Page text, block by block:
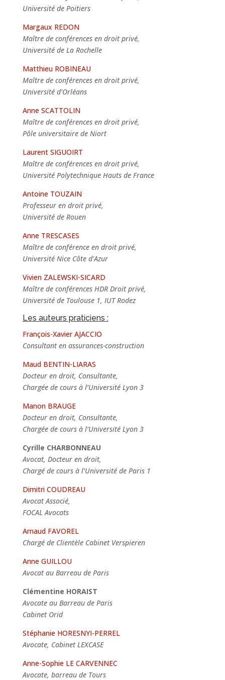
Université de Poitiers
Margaux REDON
Maître de conférences en droit privé,
Université de La Rochelle
Matthieu ROBINEAU
Maître de conférences en droit privé,
Université d’Orléans
Anne SCATTOLIN
Maître de conférences en droit privé,
Pôle universitaire de Niort
Laurent SIGUOIRT
Maître de conférences en droit privé,
Université Polytechnique Hauts de France
Antoine TOUZAIN
Professeur en droit privé,
Université de Rouen
Anne TRESCASES
Maître de conférence en droit privé,
Université Nice Côte d'Azur
Vivien ZALEWSKI-SICARD
Maître de conférences HDR Droit privé,
Université de Toulouse 1, IUT Rodez
Les auteurs praticiens :
François-Xavier AJACCIO
Consultant en assurances-construction
Maud BENTIN-LIARAS
Docteur en droit, Consultante,
Chargée de cours à l’Université Lyon 3
Manon BRAUGE
Docteur en droit, Consultante,
Chargée de cours à l’Université Lyon 3
Cyrille CHARBONNEAU
Avocat, Docteur en droit,
Chargé de cours à l’Université de Paris 1
Dimitri COUDREAU
Avocat Associé,
FOCAL Avocats
Arnaud FAVOREL
Chargé de Clientèle Cabinet Verspieren
Anne GUILLOU
Avocat au Barreau de Paris
Clémentine HORAIST
Avocate au Barreau de Paris
Cabinet Orid
Stéphanie HORESNYI-PERREL
Avocate, Cabinet LEXCASE
Anne-Sophie LE CARVENNEC
Avocate, barreau de Tours